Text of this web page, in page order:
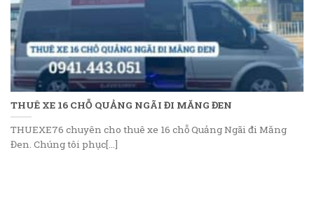
THUÊ XE 16 CHỖ QUẢNG NGÃI ĐI MĂNG ĐEN
THUEXE76 chuyên cho thuê xe 16 chỗ Quảng Ngãi đi Măng
Đen. Chúng tôi phục[...]